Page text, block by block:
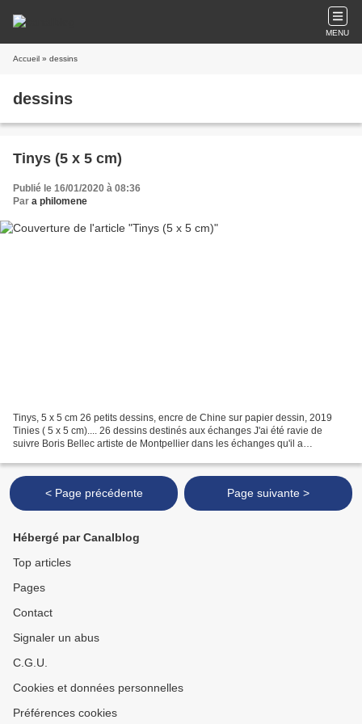
MENU
Accueil » dessins
dessins
Tinys (5 x 5 cm)
Publié le 16/01/2020 à 08:36
Par a philomene
Tinys, 5 x 5 cm 26 petits dessins, encre de Chine sur papier dessin, 2019
Tinies ( 5 x 5 cm).... 26 dessins destinés aux échanges J'ai été ravie de
suivre Boris Bellec artiste de Montpellier dans les échanges qu'il a
< Page précédente Page suivante >
Hébergé par Canalblog
Top articles
Pages
Contact
Signaler un abus
C.G.U.
Cookies et données personnelles
Préférences cookies